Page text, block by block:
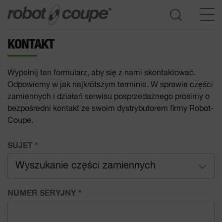
KONTAKT
Wypełnij ten formularz, aby się z nami skontaktować.
Odpowiemy w jak najkrótszym terminie. W sprawie części
zamiennych i działań serwisu posprzedażnego prosimy o
bezpośredni kontakt ze swoim dystrybutorem firmy Robot-
Coupe.
SUJET *
Wyszukanie części zamiennych
Wyszukanie części zamiennych
NUMER SERYJNY *
Dostęp do przewodnika wyboru